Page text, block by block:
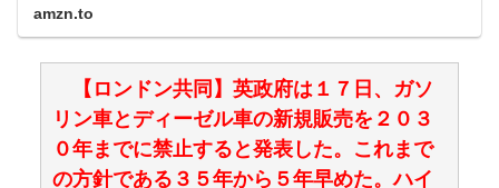
amzn.to
【ロンドン共同】英政府は１７日、ガソ
リン車とディーゼル車の新規販売を２０３
０年までに禁止すると発表した。これまで
の方針である３５年から５年早めた。ハイ